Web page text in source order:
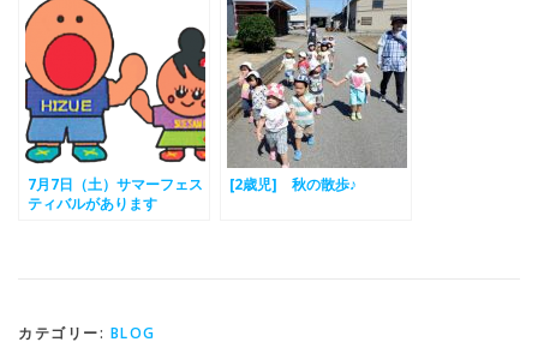
7月7日（土）サマーフェス
ティバルがあります
[2歳児] 秋の散歩♪
カテゴリー: BLOG